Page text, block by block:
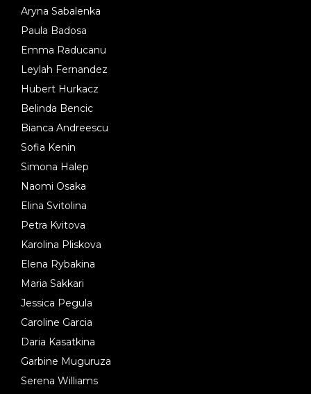
Aryna Sabalenka
Paula Badosa
Emma Raducanu
Leylah Fernandez
Hubert Hurkacz
Belinda Bencic
Bianca Andreescu
Sofia Kenin
Simona Halep
Naomi Osaka
Elina Svitolina
Petra Kvitova
Karolina Pliskova
Elena Rybakina
Maria Sakkari
Jessica Pegula
Caroline Garcia
Daria Kasatkina
Garbine Muguruza
Serena Williams